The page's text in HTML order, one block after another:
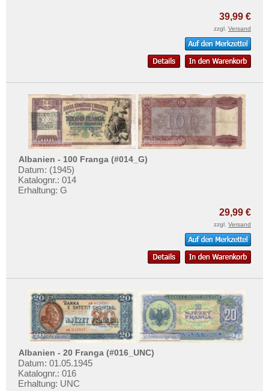
Russland
Saarland
San Marino
Schottland
Schweden
Schweiz
Spitzbergen
Tatarstan
Transnistrien
Tschechische Republik
Tschechoslowakei
Türkei
Ukraine
39,99 €
zzgl. Versand
Albanien - 100 Franga (#014_G)
Datum: (1945)
Katalognr.: 014
Erhaltung: G
29,99 €
zzgl. Versand
Albanien - 20 Franga (#016_UNC)
Datum: 01.05.1945
Katalognr.: 016
Erhaltung: UNC